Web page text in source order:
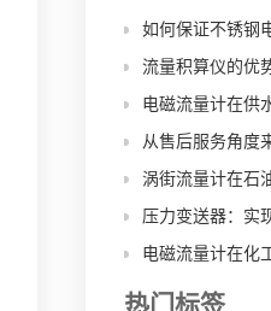
如何保证不锈钢电磁流
流量积算仪的优势与特
电磁流量计在供
从售后服务角度来看，上海哪
涡街流量计在石油化工行业
压力变送器：实
电磁流量计在化工
热门标签